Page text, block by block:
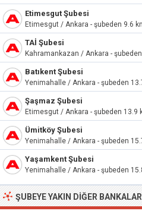
Etimesgut Şubesi
Etimesgut / Ankara - şubeden 9.6
TAİ Şubesi
Kahramankazan / Ankara -
Batıkent Şubesi
Yenimahalle / Ankara - şubeden
Şaşmaz Şubesi
Etimesgut / Ankara - şubeden 13.9
Ümitköy Şubesi
Yenimahalle / Ankara - şubeden
Yaşamkent Şubesi
Yenimahalle / Ankara - şubeden
ŞUBEYE YAKIN DIĞER BANKALAR